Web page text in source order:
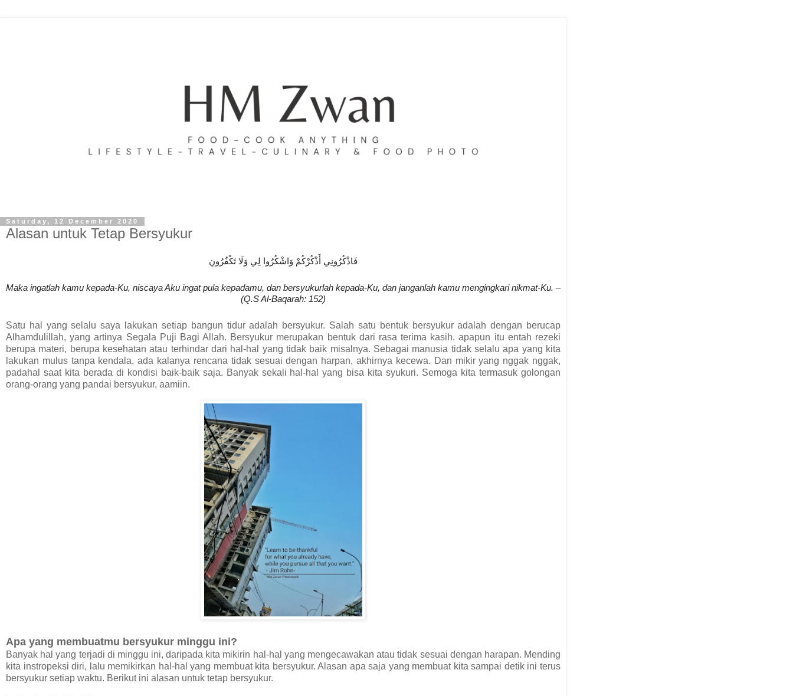
Saturday, 12 December 2020
Alasan untuk Tetap Bersyukur
فَاذْكُرُونِي أَذْكُرْكُمْ وَاشْكُرُوا لِي وَلَا تَكْفُرُونِ
Maka ingatlah kamu kepada-Ku, niscaya Aku ingat pula kepadamu, dan bersyukurlah kepada-Ku, dan janganlah kamu mengingkari nikmat-Ku. –
(Q.S Al-Baqarah: 152)
Satu hal yang selalu saya lakukan setiap bangun tidur adalah bersyukur. Salah satu bentuk bersyukur adalah dengan berucap
Alhamdulillah, yang artinya Segala Puji Bagi Allah. Bersyukur merupakan bentuk dari rasa terima kasih. apapun itu entah rezeki
berupa materi, berupa kesehatan atau terhindar dari hal-hal yang tidak baik misalnya. Sebagai manusia tidak selalu apa yang kita
lakukan mulus tanpa kendala, ada kalanya rencana tidak sesuai dengan harpan, akhirnya kecewa. Dan mikir yang nggak nggak,
padahal saat kita berada di kondisi baik-baik saja. Banyak sekali hal-hal yang bisa kita syukuri. Semoga kita termasuk golongan
orang-orang yang pandai bersyukur, aamiin.
Apa yang membuatmu bersyukur minggu ini?
Banyak hal yang terjadi di minggu ini, daripada kita mikirin hal-hal yang mengecawakan atau tidak sesuai dengan harapan. Mending
kita instropeksi diri, lalu memikirkan hal-hal yang membuat kita bersyukur. Alasan apa saja yang membuat kita sampai detik ini terus
bersyukur setiap waktu. Berikut ini alasan untuk tetap bersyukur.